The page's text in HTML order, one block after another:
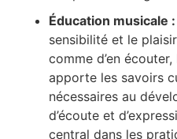
Éducation musicale :
sensibilité et le
comme d’en
apporte les savoirs
nécessaires au
d’écoute et
central dans les